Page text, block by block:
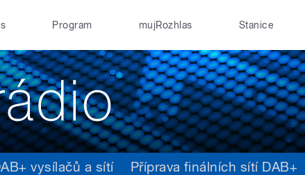
Program mujRozhlas Stanice
vysílačů a sítí Příprava finálních sítí DAB+